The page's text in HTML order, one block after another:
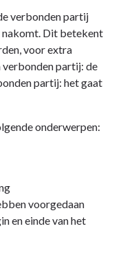
verbonden partij
nakomt. Dit betekent
voor extra
verbonden partij: de
partij: het gaat
onderwerpen:
voorgedaan
en einde van het